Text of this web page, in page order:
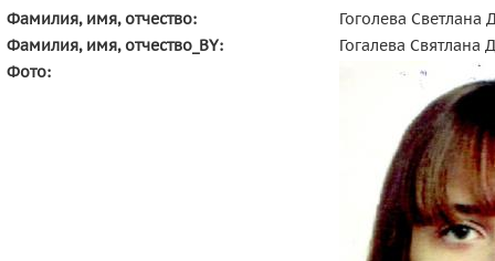
Фамилия, имя, отчество:
Гоголева Светлана
Фамилия, имя, отчество_BY:
Гогалева Святлана
Фото: